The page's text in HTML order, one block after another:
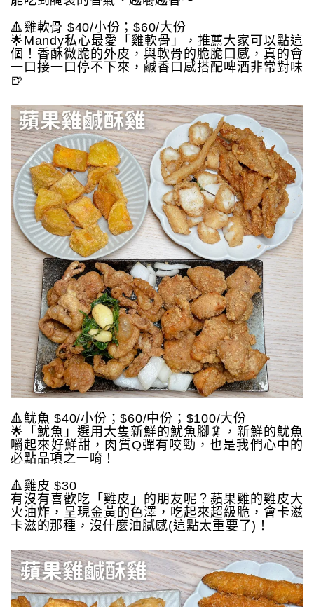
🔺雞軟骨 $40/小份；$60/大份
🌟Mandy私心最愛「雞軟骨」，推薦大家可以點這
個！香酥微脆的外皮，與軟骨的脆脆口感，真的會
一口接一口停不下來，鹹香口感搭配啤酒非常對味
🍺
🔺魷魚 $40/小份；$60/中份；$100/大份
🌟「魷魚」選用大隻新鮮的魷魚腳🦑，新鮮的魷魚
嚼起來好鮮甜，肉質Q彈有咬勁，也是我們心中的
必點品項之一唷！
🔺雞皮 $30
有沒有喜歡吃「雞皮」的朋友呢？蘋果雞的雞皮大
火油炸，呈現金黃的色澤，吃起來超級脆，會卡滋
卡滋的那種，沒什麼油膩感(這點太重要了)！